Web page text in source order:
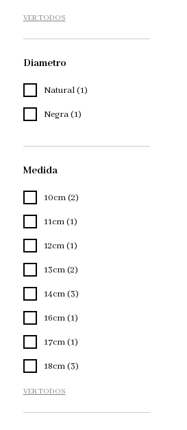
VER TODOS
Diametro
Natural (1)
Negra (1)
Medida
10cm (2)
11cm (1)
12cm (1)
13cm (2)
14cm (3)
16cm (1)
17cm (1)
18cm (3)
VER TODOS